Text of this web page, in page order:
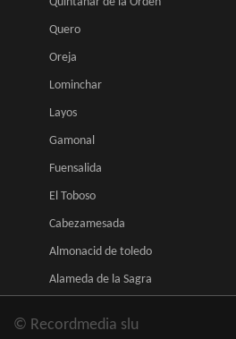
Quero
Oreja
Lominchar
Layos
Gamonal
Fuensalida
El Toboso
Cabezamesada
Almonacid de toledo
Alameda de la Sagra
© Recordmedia slu